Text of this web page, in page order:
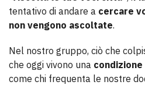
tentativo di andare a cercare
non vengono ascoltate.
Nel nostro gruppo, ciò che
che oggi vivono una
come chi frequenta le nostre